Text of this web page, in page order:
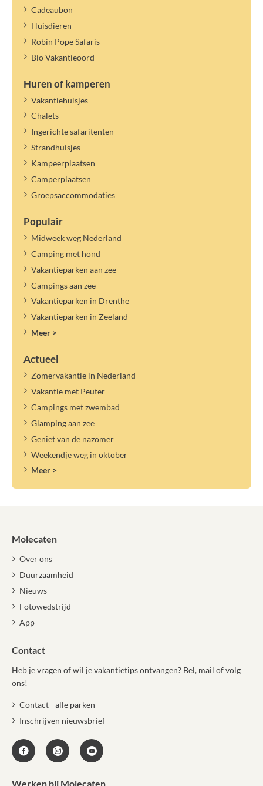
Cadeaubon
Huisdieren
Robin Pope Safaris
Bio Vakantieoord
Huren of kamperen
Vakantiehuisjes
Chalets
Ingerichte safaritenten
Strandhuisjes
Kampeerplaatsen
Camperplaatsen
Groepsaccommodaties
Populair
Midweek weg Nederland
Camping met hond
Vakantieparken aan zee
Campings aan zee
Vakantieparken in Drenthe
Vakantieparken in Zeeland
Meer >
Actueel
Zomervakantie in Nederland
Vakantie met Peuter
Campings met zwembad
Glamping aan zee
Geniet van de nazomer
Weekendje weg in oktober
Meer >
Molecaten
Over ons
Duurzaamheid
Nieuws
Fotowedstrijd
App
Contact
Heb je vragen of wil je vakantietips ontvangen? Bel, mail of volg
ons!
Contact - alle parken
Inschrijven nieuwsbrief
Werken bij Molecaten